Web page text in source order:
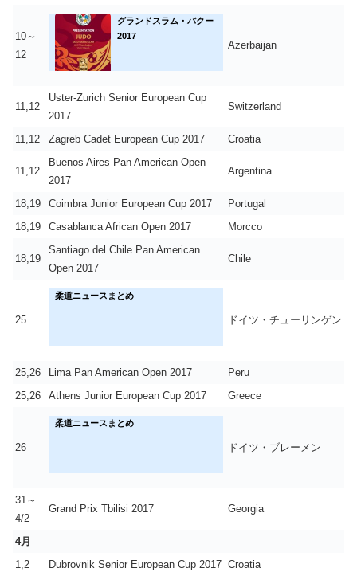
10～
12
グランドスラム・バクー
2017
Azerbaijan
11,12
Uster-Zurich Senior European Cup
2017
Switzerland
11,12 Zagreb Cadet European Cup 2017 Croatia
11,12
Buenos Aires Pan American Open
2017
Argentina
18,19 Coimbra Junior European Cup 2017
Portugal
18,19
Casablanca African Open 2017 Morcco
18,19
Santiago del Chile Pan American
Open 2017
Chile
25
柔道ニュースまとめ
ドイツ・チューリンゲン
25,26 Lima Pan American Open 2017
Peru
25,26
Athens Junior European Cup 2017 Greece
26
柔道ニュースまとめ
ドイツ・ブレーメン
31～
4/2
Grand Prix Tbilisi 2017 Georgia
4月
1,2
Dubrovnik Senior European Cup 2017 Croatia